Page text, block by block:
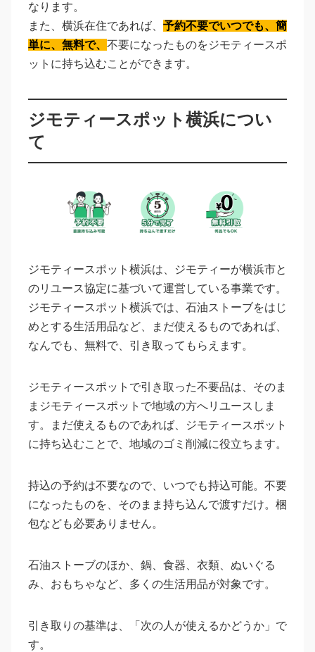
なります。
また、横浜在住であれば、 予約不要でいつでも、簡
単に、無料で、 不要になったものをジモティースポ
ットに持ち込むことができます。
ジモティースポット横浜につい
て
ジモティースポット横浜は、ジモティーが横浜市と
のリユース協定に基づいて運営している事業です。
ジモティースポット横浜では、石油ストーブをはじ
めとする生活用品など、まだ使えるものであれば、
なんでも、無料で、引き取ってもらえます。
ジモティースポットで引き取った不要品は、そのま
まジモティースポットで地域の方へリユースしま
す。まだ使えるものであれば、ジモティースポット
に持ち込むことで、地域のゴミ削減に役立ちます。
持込の予約は不要なので、いつでも持込可能。不要
になったものを、そのまま持ち込んで渡すだけ。梱
包なども必要ありません。
石油ストーブのほか、鍋、食器、衣類、ぬいぐる
み、おもちゃなど、多くの生活用品が対象です。
引き取りの基準は、「次の人が使えるかどうか」で
す。